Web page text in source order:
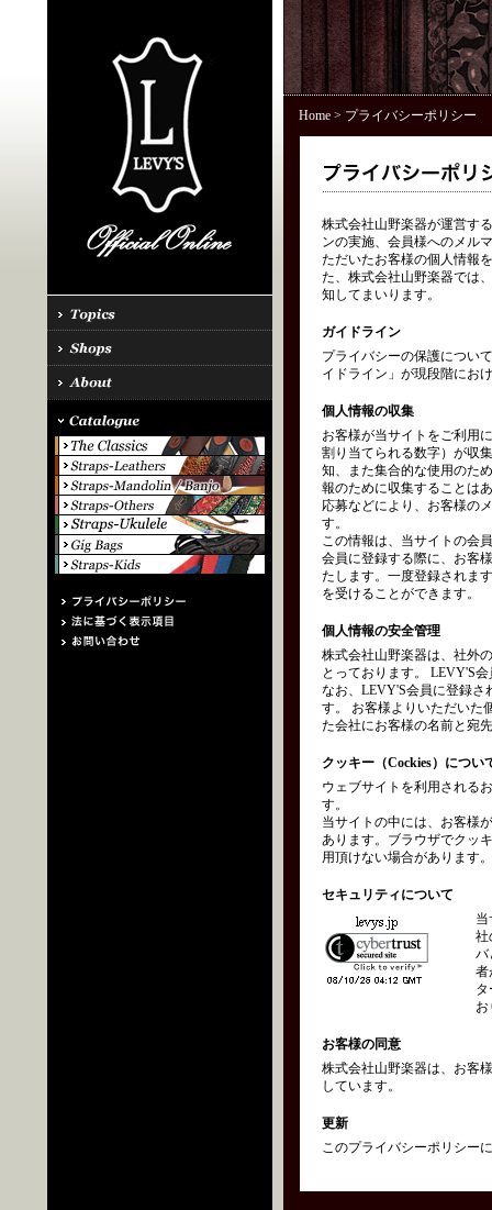
Home> プライバシーポリシー
株式会社山野楽器が運営す
ンの実施、会員様へのメル
ただいたお客様の個人情報
た、株式会社山野楽器では
知してまいります。
ガイドライン
プライバシーの保護につい
イドライン」が現段階にお
個人情報の収集
お客様が当サイトをご利用
割り当てられる数字）が収
知、また集合的な使用のた
報のために収集することは
応募などにより、お客様の
す。
この情報は、当サイトの会
会員に登録する際に、お客
たします。一度登録されま
を受けることができます。
個人情報の安全管理
株式会社山野楽器は、社外
とっております。 LEVY'S
なお、LEVY'S会員に登録さ
す。 お客様よりいただいた
た会社にお客様の名前と宛
クッキー（Cockies）につい
ウェブサイトを利用される
す。
当サイトの中には、お客様
あります。ブラウザでクッ
用頂けない場合があります。
セキュリティについて
社
バ
者
お客様の同意
株式会社山野楽器は、お客
しています。
更新
このプライバシーポリシー